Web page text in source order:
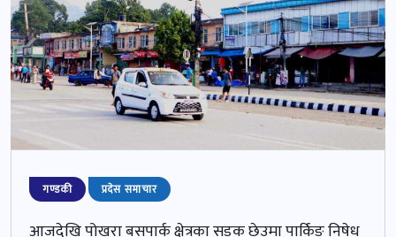
गण्डकी प्रदेस समाचार